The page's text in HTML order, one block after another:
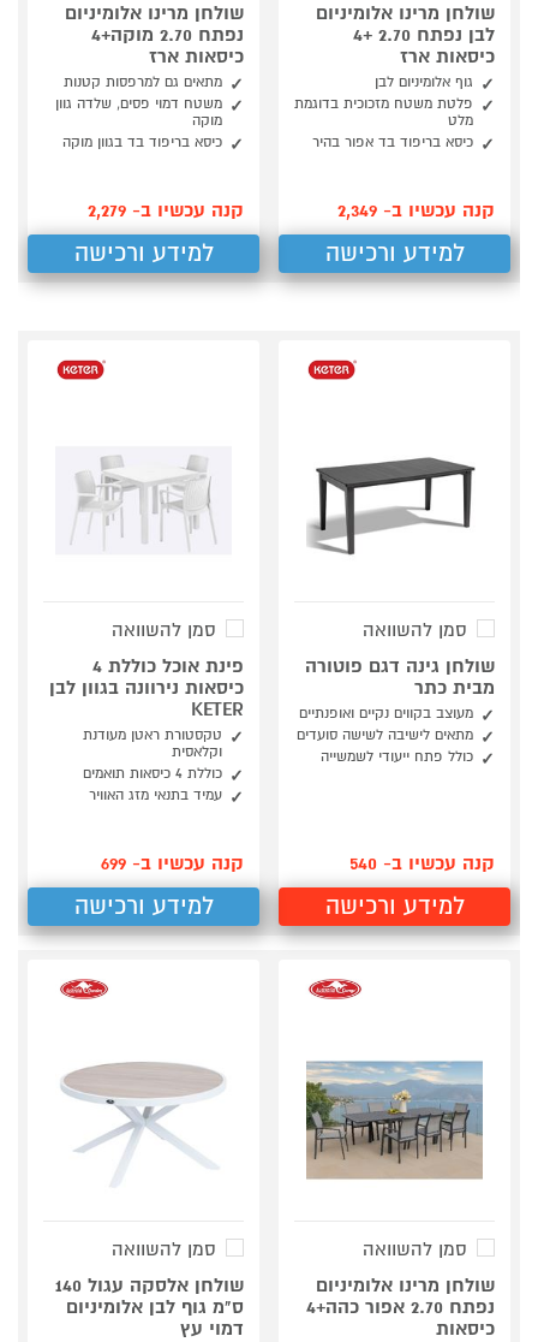
שולחן מרינו אלומיניום
לבן נפתח 2.70 +4
כיסאות ארז
גוף אלומיניום לבן
פלטת משטח מזכוכית בדוגמת
מלט
כיסא בריפוד בד אפור בהיר
קנה עכשיו ב- 2,349
למידע ורכישה
שולחן מרינו אלומיניום
נפתח 2.70 מוקה+4
כיסאות ארז
מתאים גם למרפסות קטנות
משטח דמוי פסים, שלדה גוון
מוקה
כיסא בריפוד בד בגוון מוקה
קנה עכשיו ב- 2,279
למידע ורכישה
סמן להשוואה
שולחן גינה דגם פוטורה
מבית כתר
מעוצב בקווים נקיים ואופנתיים
מתאים לישיבה לשישה סועדים
כולל פתח ייעודי לשמשייה
קנה עכשיו ב- 540
למידע ורכישה
סמן להשוואה
פינת אוכל כוללת 4
כיסאות נירוונה בגוון לבן
KETER
טקסטורת ראטן מעודנת
וקלאסית
כוללת 4 כיסאות תואמים
עמיד בתנאי מזג האוויר
קנה עכשיו ב- 699
למידע ורכישה
סמן להשוואה
שולחן מרינו אלומיניום
נפתח 2.70 אפור כהה+4
כיסאות
סמן להשוואה
שולחן אלסקה עגול 140
ס"מ גוף לבן אלומיניום
דמוי עץ